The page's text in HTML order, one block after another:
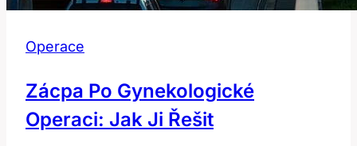
Operace
Zácpa Po Gynekologické
Operaci: Jak Ji Řešit